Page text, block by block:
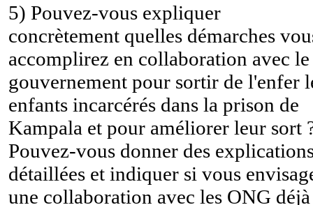
5) Pouvez-vous expliquer
concrètement quelles démarches
accomplirez en collaboration avec le
gouvernement pour sortir de l'enfer
enfants incarcérés dans la prison de
Kampala et pour améliorer leur sort
Pouvez-vous donner des
détaillées et indiquer si vous
une collaboration avec les ONG déjà